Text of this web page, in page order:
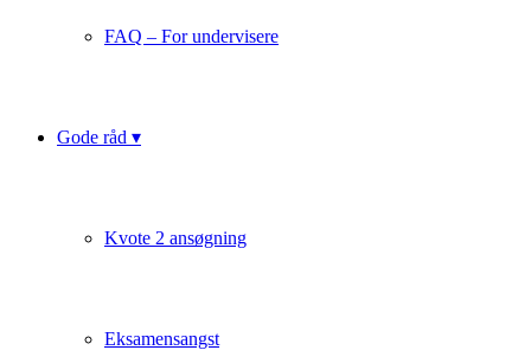
FAQ – For undervisere
Gode råd ▾
Kvote 2 ansøgning
Eksamensangst